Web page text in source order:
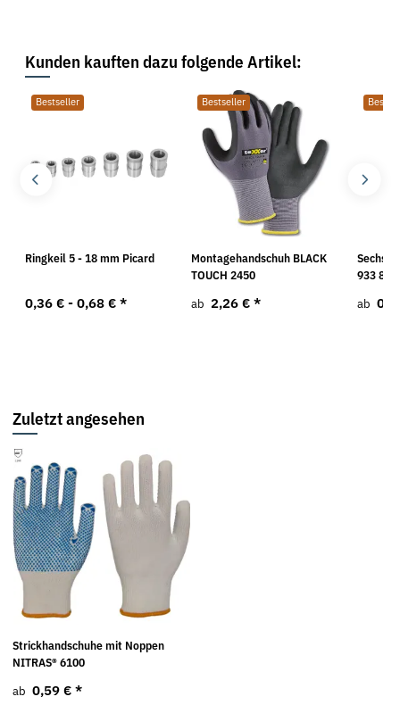
Kunden kauften dazu folgende Artikel:
Bestseller
Ringkeil 5 - 18 mm Picard
0,36 € - 0,68 € *
Bestseller
Montagehandschuh BLACK
TOUCH 2450
ab 2,26 € *
933 8.8
ab
Zuletzt angesehen
Strickhandschuhe mit Noppen
NITRAS® 6100
ab 0,59 € *